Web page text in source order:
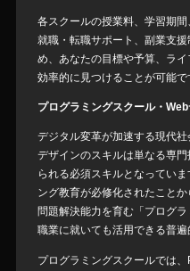
各スクールの授業料、学習期間
就職・転職サポート、副業支
め、あなたの目標や予算、ラ
効率的に見つけることが可能で
プログラミングスクール・
デジタル変革が加速する現代
デザインのスキルは単なる専
られる必須スキルとなってい
ング教育が必修化されたこと
問題解決能力を育む「プログ
職業に就いても活用できる普遍
プログラミングスクールでは